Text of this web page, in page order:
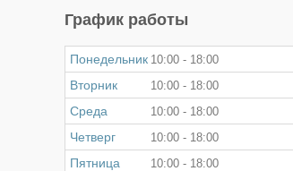
График работы
Понедельник 10:00 18:00
Вторник 10:00 18:00
Среда 10:00 18:00
Четверг 10:00 18:00
Пятница 10:00 18:00